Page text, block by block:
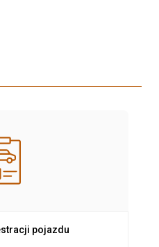
pojazdu